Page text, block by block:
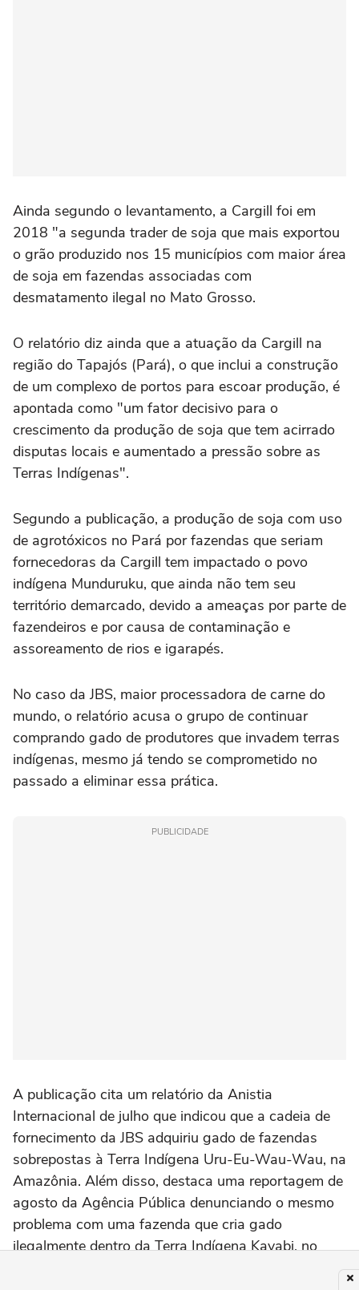
Ainda segundo o levantamento, a Cargill foi em
2018 "a segunda trader de soja que mais exportou
o grão produzido nos 15 municípios com maior área
de soja em fazendas associadas com
desmatamento ilegal no Mato Grosso.
O relatório diz ainda que a atuação da Cargill na
região do Tapajós (Pará), o que inclui a construção
de um complexo de portos para escoar produção, é
apontada como "um fator decisivo para o
crescimento da produção de soja que tem acirrado
disputas locais e aumentado a pressão sobre as
Terras Indígenas".
Segundo a publicação, a produção de soja com uso
de agrotóxicos no Pará por fazendas que seriam
fornecedoras da Cargill tem impactado o povo
indígena Munduruku, que ainda não tem seu
território demarcado, devido a ameaças por parte de
fazendeiros e por causa de contaminação e
assoreamento de rios e igarapés.
No caso da JBS, maior processadora de carne do
mundo, o relatório acusa o grupo de continuar
comprando gado de produtores que invadem terras
indígenas, mesmo já tendo se comprometido no
passado a eliminar essa prática.
PUBLICIDADE
A publicação cita um relatório da Anistia
Internacional de julho que indicou que a cadeia de
fornecimento da JBS adquiriu gado de fazendas
sobrepostas à Terra Indígena Uru-Eu-Wau-Wau, na
Amazônia. Além disso, destaca uma reportagem de
agosto da Agência Pública denunciando o mesmo
problema com uma fazenda que cria gado
ilegalmente dentro da Terra Indígena Kayabi, no